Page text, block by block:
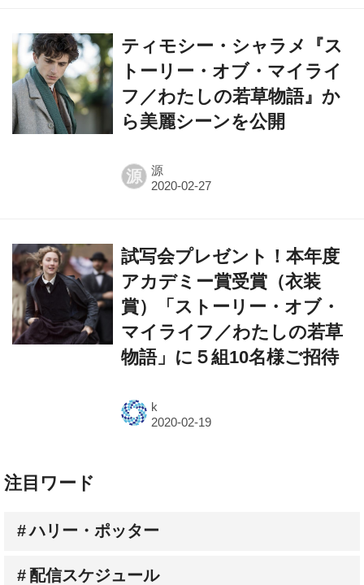
ティモシー・シャラメ『ス
トーリー・オブ・マイライ
フ／わたしの若草物語』か
ら美麗シーンを公開
源 源
試写会プレゼント！本年度
アカデミー賞受賞（衣装
賞）「ストーリー・オブ・
マイライフ／わたしの若草
物語」に５組10名様ご招待
k
注目ワード
ハリー・ポッター
配信スケジュール